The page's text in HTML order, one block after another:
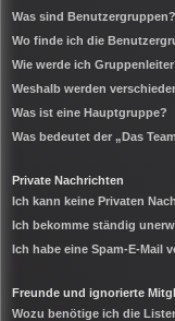
Was sind Benutzergruppen?
Wo finde ich die
Wie werde ich
Weshalb werden
Was ist eine Hauptgruppe?
Was bedeutet der „Das
Private Nachrichten
Ich kann keine Privaten
Ich bekomme ständig
Ich habe eine Spam-E-Mail
Freunde und ignorierte
Wozu benötige ich die